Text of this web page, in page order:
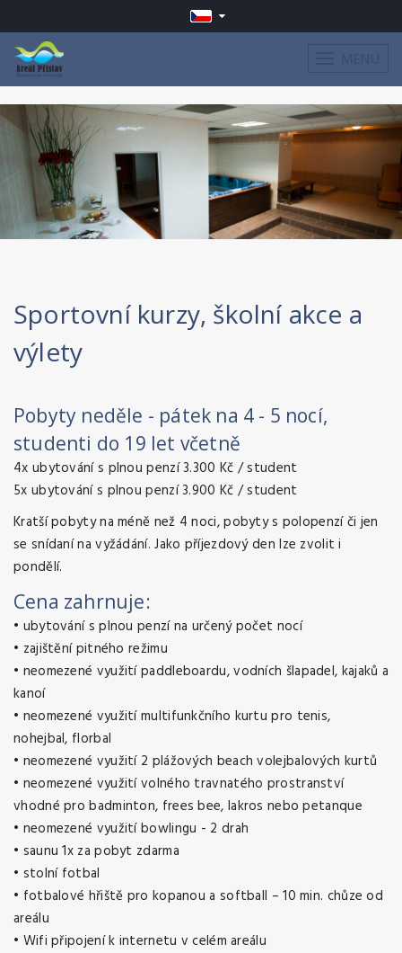
Sportovní kurzy, školní akce a
výlety
Pobyty neděle - pátek na 4 - 5 nocí,
studenti do 19 let včetně
4x ubytování s plnou penzí 3.300 Kč / student
5x ubytování s plnou penzí 3.900 Kč / student
Kratší pobyty na méně než 4 noci, pobyty s polopenzí či jen
se snídaní na vyžádání. Jako příjezdový den lze zvolit i
pondělí.
Cena zahrnuje:
• ubytování s plnou penzí na určený počet nocí
• zajištění pitného režimu
• neomezené využití paddleboardu, vodních šlapadel, kajaků a
kanoí
• neomezené využití multifunkčního kurtu pro tenis,
nohejbal, florbal
• neomezené využití 2 plážových beach volejbalových kurtů
• neomezené využití volného travnatého prostranství
vhodné pro badminton, frees bee, lakros nebo petanque
• neomezené využití bowlingu - 2 drah
• saunu 1x za pobyt zdarma
• stolní fotbal
• fotbalové hřiště pro kopanou a softball – 10 min. chůze od
areálu
• Wifi připojení k internetu v celém areálu